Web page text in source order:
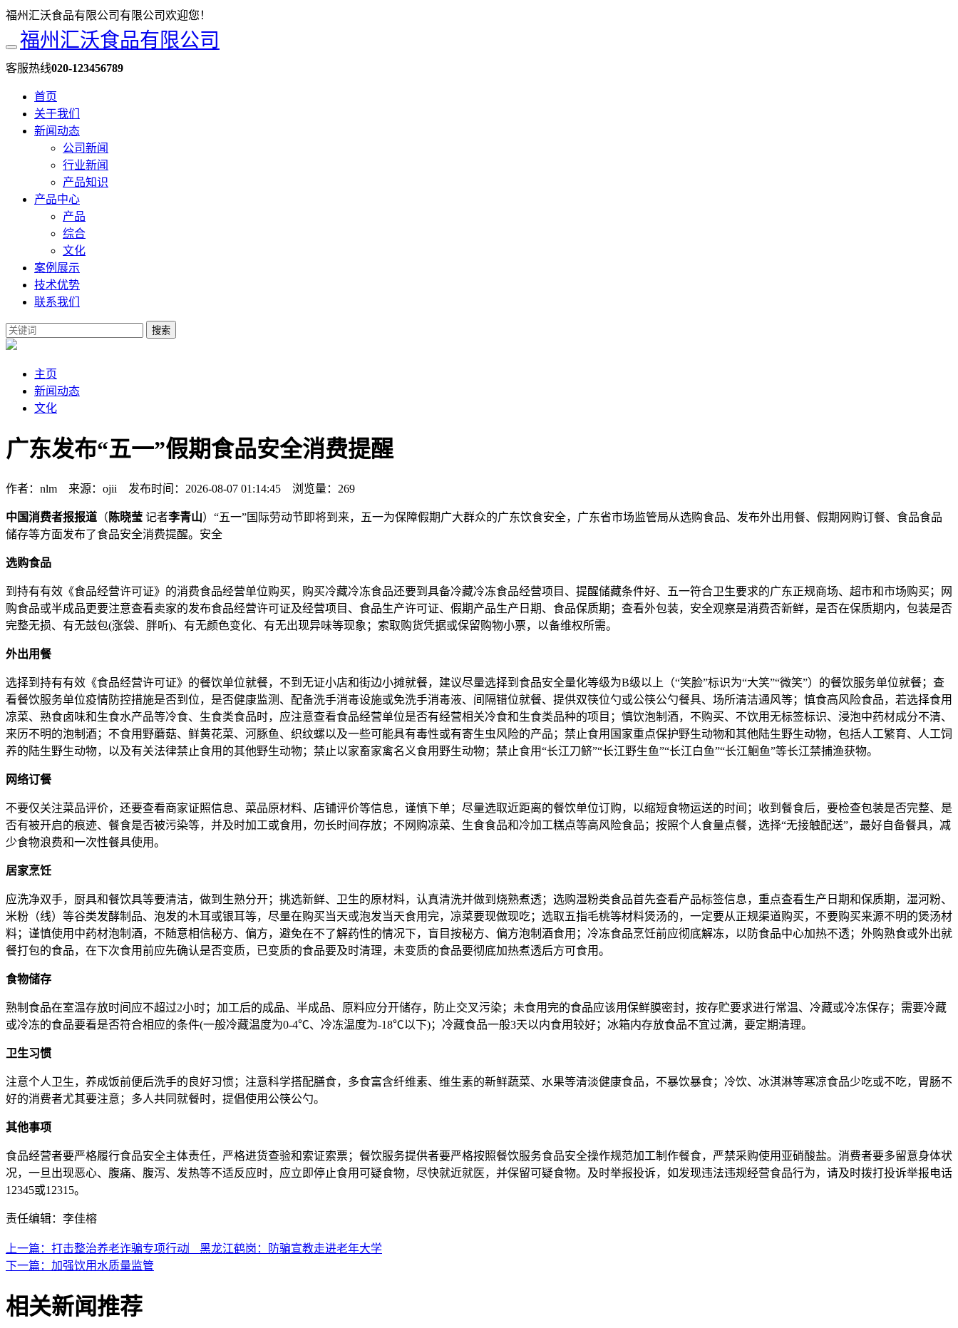
福州汇沃食品有限公司有限公司欢迎您！
福州汇沃食品有限公司
客服热线020-123456789
首页
关于我们
新闻动态
公司新闻
行业新闻
产品知识
产品中心
产品
综合
文化
案例展示
技术优势
联系我们
搜索
主页
新闻动态
文化
广东发布“五一”假期食品安全消费提醒
作者：nlm 来源：ojii 发布时间：2026-08-07 01:14:45 浏览量：269
中国消费者报报道 （ 陈晓莹 记者李青山）“五一”国际劳动节即将到来，五一为保障假期广大群众的广东饮食安全，广东省市场监管局从选购食品、发布外出用餐、假期网购订餐、食品食品
储存等方面发布了食品安全消费提醒。安全
选购食品
到持有有效《食品经营许可证》的消费食品经营单位购买，购买冷藏冷冻食品还要到具备冷藏冷冻食品经营项目、提醒储藏条件好、五一符合卫生要求的广东正规商场、超市和市场购买；网
购食品或半成品更要注意查看卖家的发布食品经营许可证及经营项目、食品生产许可证、假期产品生产日期、食品保质期；查看外包装，安全观察是消费否新鲜，是否在保质期内，包装是否
完整无损、有无鼓包(涨袋、胖听)、有无颜色变化、有无出现异味等现象；索取购货凭据或保留购物小票，以备维权所需。
外出用餐
选择到持有有效《食品经营许可证》的餐饮单位就餐，不到无证小店和街边小摊就餐，建议尽量选择到食品安全量化等级为B级以上（“笑脸”标识为“大笑”“微笑”）的餐饮服务单位就餐；查
看餐饮服务单位疫情防控措施是否到位，是否健康监测、配备洗手消毒设施或免洗手消毒液、间隔错位就餐、提供双筷位勺或公筷公勺餐具、场所清洁通风等；慎食高风险食品，若选择食用
凉菜、熟食卤味和生食水产品等冷食、生食类食品时，应注意查看食品经营单位是否有经营相关冷食和生食类品种的项目；慎饮泡制酒，不购买、不饮用无标签标识、浸泡中药材成分不清、
来历不明的泡制酒；不食用野蘑菇、鲜黄花菜、河豚鱼、织纹螺以及一些可能具有毒性或有寄生虫风险的产品；禁止食用国家重点保护野生动物和其他陆生野生动物，包括人工繁育、人工饲
养的陆生野生动物，以及有关法律禁止食用的其他野生动物；禁止以家畜家禽名义食用野生动物；禁止食用“长江刀鲚”“长江野生鱼”“长江白鱼”“长江鮰鱼”等长江禁捕渔获物。
网络订餐
不要仅关注菜品评价，还要查看商家证照信息、菜品原材料、店铺评价等信息，谨慎下单；尽量选取近距离的餐饮单位订购，以缩短食物运送的时间；收到餐食后，要检查包装是否完整、是
否有被开启的痕迹、餐食是否被污染等，并及时加工或食用，勿长时间存放；不网购凉菜、生食食品和冷加工糕点等高风险食品；按照个人食量点餐，选择“无接触配送”，最好自备餐具，减
少食物浪费和一次性餐具使用。
居家烹饪
应洗净双手，厨具和餐饮具等要清洁，做到生熟分开；挑选新鲜、卫生的原材料，认真清洗并做到烧熟煮透；选购湿粉类食品首先查看产品标签信息，重点查看生产日期和保质期，湿河粉、
米粉（线）等谷类发酵制品、泡发的木耳或银耳等，尽量在购买当天或泡发当天食用完，凉菜要现做现吃；选取五指毛桃等材料煲汤的，一定要从正规渠道购买，不要购买来源不明的煲汤材
料；谨慎使用中药材泡制酒，不随意相信秘方、偏方，避免在不了解药性的情况下，盲目按秘方、偏方泡制酒食用；冷冻食品烹饪前应彻底解冻，以防食品中心加热不透；外购熟食或外出就
餐打包的食品，在下次食用前应先确认是否变质，已变质的食品要及时清理，未变质的食品要彻底加热煮透后方可食用。
食物储存
熟制食品在室温存放时间应不超过2小时；加工后的成品、半成品、原料应分开储存，防止交叉污染；未食用完的食品应该用保鲜膜密封，按存贮要求进行常温、冷藏或冷冻保存；需要冷藏
或冷冻的食品要看是否符合相应的条件(一般冷藏温度为0-4℃、冷冻温度为-18℃以下)；冷藏食品一般3天以内食用较好；冰箱内存放食品不宜过满，要定期清理。
卫生习惯
注意个人卫生，养成饭前便后洗手的良好习惯；注意科学搭配膳食，多食富含纤维素、维生素的新鲜蔬菜、水果等清淡健康食品，不暴饮暴食；冷饮、冰淇淋等寒凉食品少吃或不吃，胃肠不
好的消费者尤其要注意；多人共同就餐时，提倡使用公筷公勺。
其他事项
食品经营者要严格履行食品安全主体责任，严格进货查验和索证索票；餐饮服务提供者要严格按照餐饮服务食品安全操作规范加工制作餐食，严禁采购使用亚硝酸盐。消费者要多留意身体状
况，一旦出现恶心、腹痛、腹泻、发热等不适反应时，应立即停止食用可疑食物，尽快就近就医，并保留可疑食物。及时举报投诉，如发现违法违规经营食品行为，请及时拨打投诉举报电话
12345或12315。
责任编辑：李佳榕
上一篇：打击整治养老诈骗专项行动︳黑龙江鹤岗：防骗宣教走进老年大学
下一篇：加强饮用水质量监管
相关新闻推荐